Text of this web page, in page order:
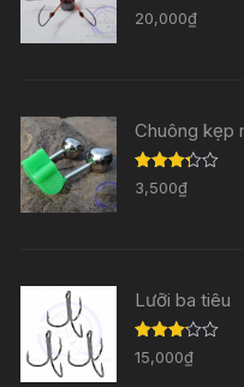
Được
xếp
20,000₫
Chuông kẹp
Được
xếp
3,500₫
Lưỡi ba tiêu
Được
xếp
15,000₫